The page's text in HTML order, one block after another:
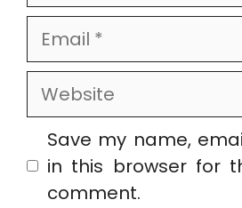
Email
Website
Save my name,
in this browser for
comment.